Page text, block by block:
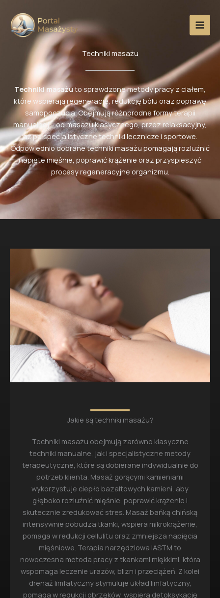
treści
Techniki masażu
Techniki masażu to sprawdzone metody pracy z ciałem,
które wspierają regenerację, redukcję bólu oraz poprawę
samopoczucia. Obejmują różnorodne formy terapii
manualnej – od masażu klasycznego, przez relaksacyjny,
aż po specjalistyczne techniki lecznicze i sportowe.
Odpowiednio dobrane techniki masażu pomagają rozluźnić
napięte mięśnie, poprawić krążenie oraz przyspieszyć
procesy regeneracyjne organizmu.
Jakie są techniki masażu?
Techniki masażu obejmują zarówno klasyczne
techniki manualne, jak i specjalistyczne metody
terapeutyczne, które są dobierane indywidualnie do
potrzeb klienta. Masaż gorącymi kamieniami
wykorzystuje ciepło bazaltowych kamieni, aby
głęboko rozluźnić mięśnie, poprawić krążenie i
skutecznie zredukować stres. Masaż bańką chińską
intensywnie pobudza tkanki, wspiera mikrokrążenie,
pomaga w redukcji cellulitu oraz zmniejsza napięcia
mięśniowe. Terapia narzędziowa IASTM to
nowoczesna metoda pracy z tkankami miękkimi, która
wspomaga leczenie urazów, blizn i przeciążeń. Z kolei
drenaż limfatyczny stymuluje układ limfatyczny,
pomaga w redukcji obrzęków, wspiera detoksykację